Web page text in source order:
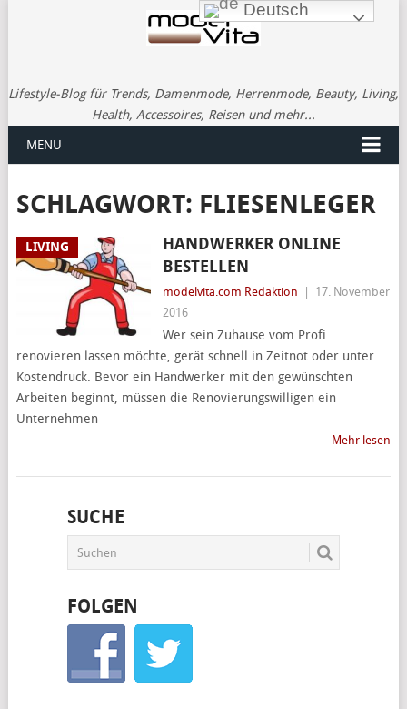
Lifestyle-Blog für Trends, Damenmode, Herrenmode, Beauty, Living,
Health, Accessoires, Reisen und mehr...
MENU
SCHLAGWORT: FLIESENLEGER
LIVING
HANDWERKER ONLINE
BESTELLEN
modelvita.com Redaktion
17. November
2016
Wer sein Zuhause vom Profi
renovieren lassen möchte, gerät schnell in Zeitnot oder unter
Kostendruck. Bevor ein Handwerker mit den gewünschten
Arbeiten beginnt, müssen die Renovierungswilligen ein
Unternehmen
Mehr lesen
SUCHE
FOLGEN
Deutsch